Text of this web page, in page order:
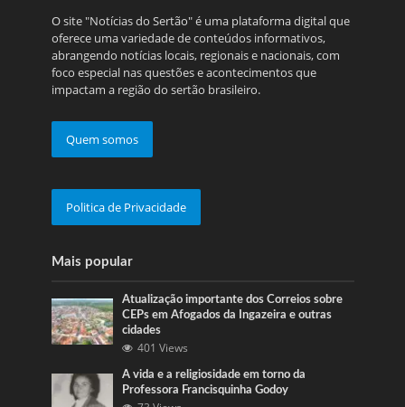
O site "Notícias do Sertão" é uma plataforma digital que
oferece uma variedade de conteúdos informativos,
abrangendo notícias locais, regionais e nacionais, com
foco especial nas questões e acontecimentos que
impactam a região do sertão brasileiro.
Quem somos
Politica de Privacidade
Mais popular
Atualização importante dos Correios sobre
CEPs em Afogados da Ingazeira e outras
cidades
401 Views
A vida e a religiosidade em torno da
Professora Francisquinha Godoy